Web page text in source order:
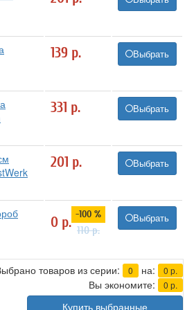
139 р. Выбрать
331 р. Выбрать
201 р. Выбрать
0 р. -100 %
110р.
Выбрать
товаров из серии: 0 на: 0 р.
Вы экономите: 0 р.
Купить выбранные